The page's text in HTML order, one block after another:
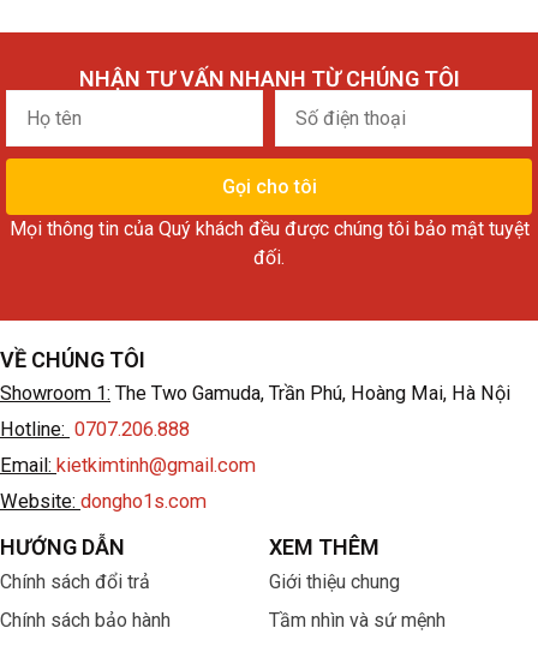
trạng đẹp, fullset không thiếu gì, giao lưu với
#giá_cực_tốt.
Mời các anh tham khảo ạ.
NHẬN TƯ VẤN NHANH TỪ CHÚNG TÔI
Họ
tên
điện
thoại
Gọi cho tôi
Mọi thông tin của Quý khách đều được chúng tôi bảo mật tuyệt
đối.
VỀ CHÚNG TÔI
Showroom 1: The Two Gamuda, Trần Phú, Hoàng Mai, Hà Nội
Hotline: 0707.206.888
Email: kietkimtinh@gmail.com
Website: dongho1s.com
HƯỚNG DẪN
Chính sách đổi trả
Chính sách bảo hành
XEM THÊM
Giới thiệu chung
Tầm nhìn và sứ mệnh